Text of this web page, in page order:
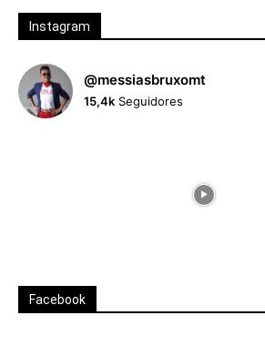
Instagram
@messiasbruxomt
15,4k Seguidores
Facebook